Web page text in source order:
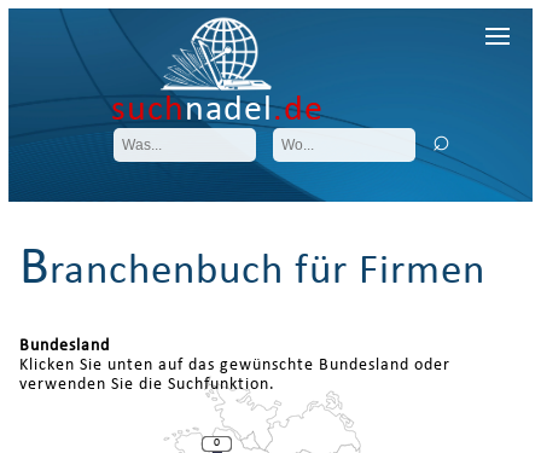
suchnadel.de
Branchenbuch für Firmen
Bundesland
Klicken Sie unten auf das gewünschte Bundesland oder
verwenden Sie die Suchfunktion.
0